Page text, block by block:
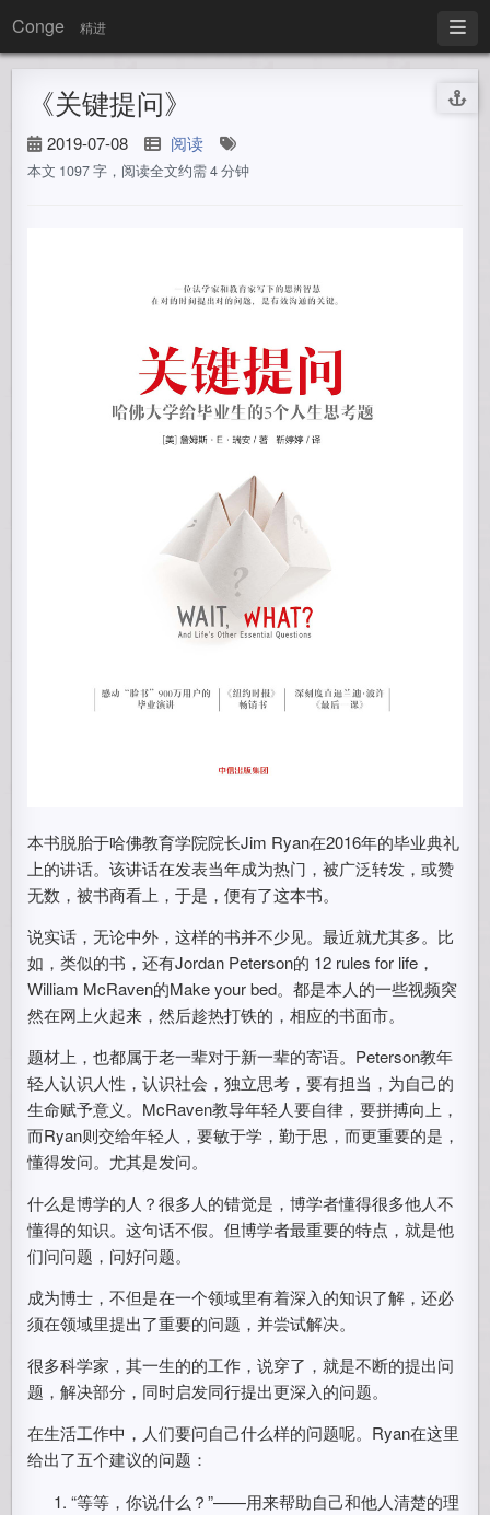
Conge 精进
《关键提问》
2019-07-08 阅读
本文 1097 字，阅读全文约需 4 分钟
本书脱胎于哈佛教育学院院长Jim Ryan在2016年的毕业典礼
上的讲话。该讲话在发表当年成为热门，被广泛转发，或赞
无数，被书商看上，于是，便有了这本书。
说实话，无论中外，这样的书并不少见。最近就尤其多。比
如，类似的书，还有Jordan Peterson的 12 rules for life，
William McRaven的Make your bed。都是本人的一些视频突
然在网上火起来，然后趁热打铁的，相应的书面市。
题材上，也都属于老一辈对于新一辈的寄语。Peterson教年
轻人认识人性，认识社会，独立思考，要有担当，为自己的
生命赋予意义。McRaven教导年轻人要自律，要拼搏向上，
而Ryan则交给年轻人，要敏于学，勤于思，而更重要的是，
懂得发问。尤其是发问。
什么是博学的人？很多人的错觉是，博学者懂得很多他人不
懂得的知识。这句话不假。但博学者最重要的特点，就是他
们问问题，问好问题。
成为博士，不但是在一个领域里有着深入的知识了解，还必
须在领域里提出了重要的问题，并尝试解决。
很多科学家，其一生的的工作，说穿了，就是不断的提出问
题，解决部分，同时启发同行提出更深入的问题。
在生活工作中，人们要问自己什么样的问题呢。Ryan在这里
给出了五个建议的问题：
“等等，你说什么？”——用来帮助自己和他人清楚的理